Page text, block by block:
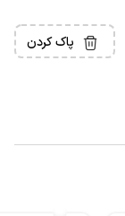
پاک کردن